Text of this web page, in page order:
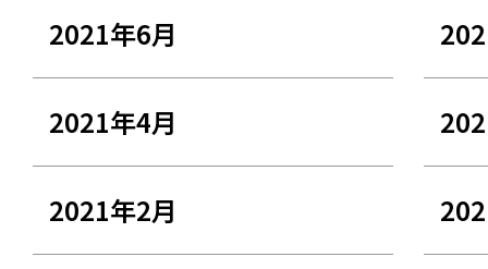
2021年6月
2021年4月
2021年2月